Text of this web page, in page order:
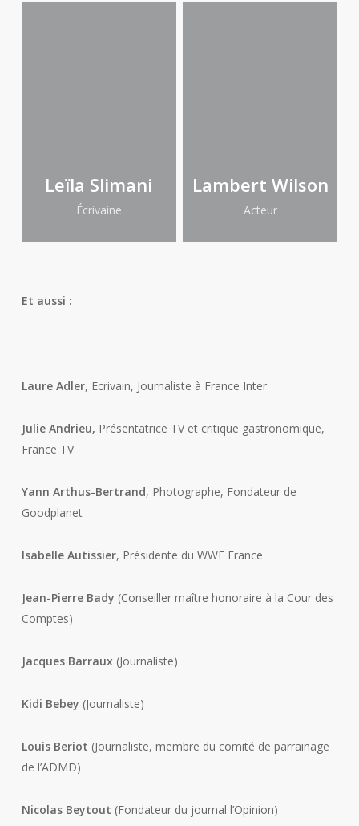
Leïla Slimani
Écrivaine
Lambert Wilson
Acteur
Et aussi :
Laure Adler, Ecrivain, Journaliste à France Inter
Julie Andrieu, Présentatrice TV et critique gastronomique,
France TV
Yann Arthus-Bertrand, Photographe, Fondateur de
Goodplanet
Isabelle Autissier, Présidente du WWF France
Jean-Pierre Bady (Conseiller maître honoraire à la Cour des
Comptes)
Jacques Barraux (Journaliste)
Kidi Bebey (Journaliste)
Louis Beriot (Journaliste, membre du comité de parrainage
de l’ADMD)
Nicolas Beytout (Fondateur du journal l’Opinion)